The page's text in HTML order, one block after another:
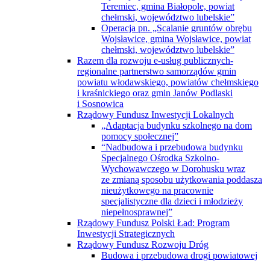
Teremiec, gmina Białopole, powiat
chełmski, województwo lubelskie”
Operacja pn. „Scalanie gruntów obrębu
Wojsławice, gmina Wojsławice, powiat
chełmski, województwo lubelskie”
Razem dla rozwoju e-usług publicznych-
regionalne partnerstwo samorządów gmin
powiatu włodawskiego, powiatów chełmskiego
i kraśnickiego oraz gmin Janów Podlaski
i Sosnowica
Rządowy Fundusz Inwestycji Lokalnych
„Adaptacja budynku szkolnego na dom
pomocy społecznej”
“Nadbudowa i przebudowa budynku
Specjalnego Ośrodka Szkolno-
Wychowawczego w Dorohusku wraz
ze zmianą sposobu użytkowania poddasza
nieużytkowego na pracownie
specjalistyczne dla dzieci i młodzieży
niepełnosprawnej”
Rządowy Fundusz Polski Ład: Program
Inwestycji Strategicznych
Rządowy Fundusz Rozwoju Dróg
Budowa i przebudowa drogi powiatowej